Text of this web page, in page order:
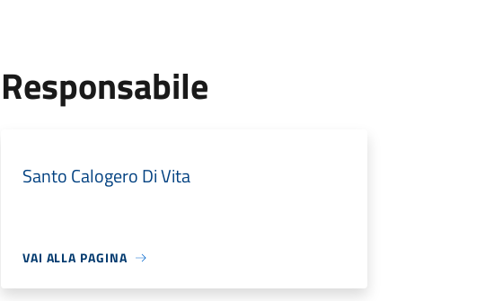
Responsabile
Santo Calogero Di Vita
VAI ALLA PAGINA